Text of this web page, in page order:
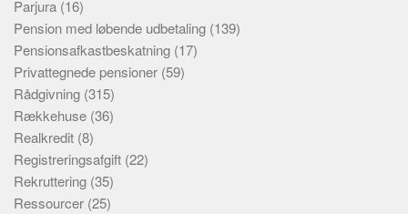
Parjura (16)
Pension med løbende udbetaling (139)
Pensionsafkastbeskatning (17)
Privattegnede pensioner (59)
Rådgivning (315)
Rækkehuse (36)
Realkredit (8)
Registreringsafgift (22)
Rekruttering (35)
Ressourcer (25)